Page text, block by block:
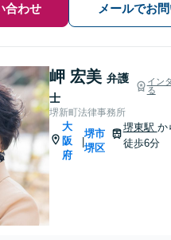
合わせ メールでお
岬 宏美 弁護
士
イン
る
堺新町法律事務所
大
阪
府
|
堺市
堺区
堺東駅 か
徒歩6分